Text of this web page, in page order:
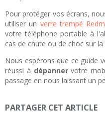
Pour protéger vos écrans,
utiliser un verre trempé
votre téléphone portable à
cas de chute ou de choc sur la
Nous espérons que ce guide
réussi à dépannervotre
passage en nous laissant un
PARTAGER CET ARTICLE